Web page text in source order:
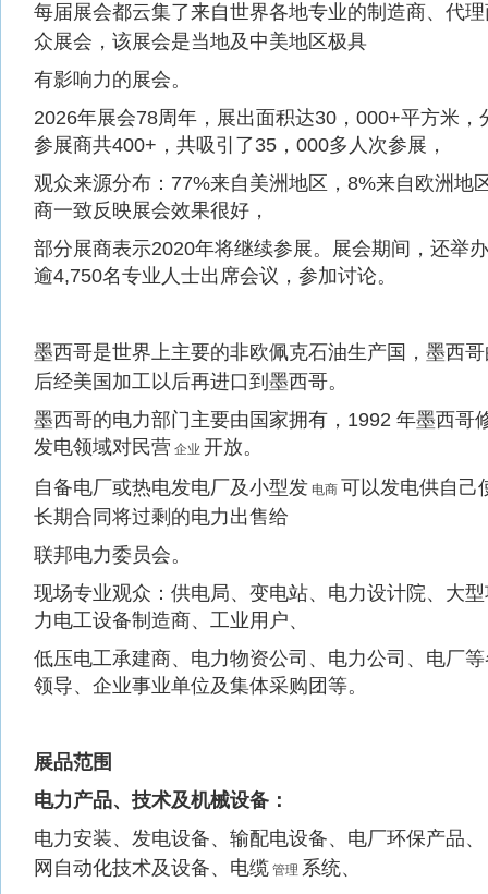
每届展会都云集了来自世界各地专业的制造商、代
众展会，该展会是当地及中美地区极具
有影响力的展会。
2026年展会78周年，展出面积达30，000+平方米
参展商共400+，共吸引了35，000多人次参展，
观众来源分布：77%来自美洲地区，8%来自欧洲地
商一致反映展会效果很好，
部分展商表示2020年将继续参展。展会期间，还举
逾4,750名专业人士出席会议，参加讨论。
墨西哥是世界上主要的非欧佩克石油生产国，墨西
后经美国加工以后再进口到墨西哥。
墨西哥的电力部门主要由国家拥有，1992 年墨西哥
发电领域对民营 企业 开放。
自备电厂或热电发电厂及小型发 电商 可以发电供自己
长期合同将过剩的电力出售给
联邦电力委员会。
现场专业观众：供电局、变电站、电力设计院、大
力电工设备制造商、工业用户、
低压电工承建商、电力物资公司、电力公司、电厂
领导、企业事业单位及集体采购团等。
展品范围
电力产品、技术及机械设备：
电力安装、发电设备、输配电设备、电厂环保产品、
网自动化技术及设备、电缆 管理 系统、